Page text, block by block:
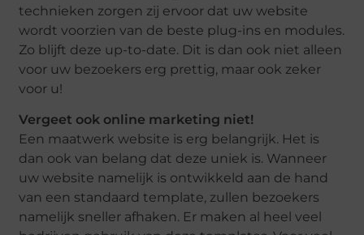
technieken zorgen zij ervoor dat uw website
wordt voorzien van de beste plug-ins en modules.
Zo blijft deze up-to-date. Dit is dan ook niet alleen
voor uw bezoekers erg prettig, maar ook zeker
voor u!
Vergeet ook online marketing niet!
Een maatwerk website is erg belangrijk. Het is
dan ook van belang dat deze uniek is. Wanneer
uw website namelijk is ontwikkeld aan de hand
van een standaard template, zullen bezoekers
namelijk sneller afhaken. Er maken al heel veel